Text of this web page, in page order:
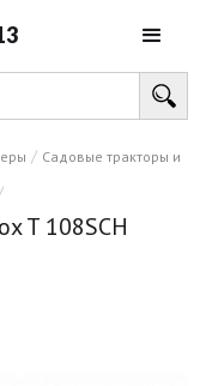
/ Садовые тракторы и
T 108SCH